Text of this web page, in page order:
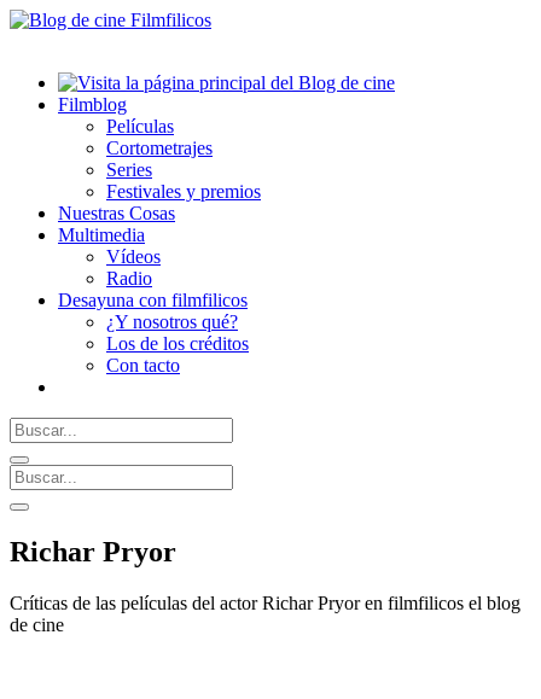
Filmblog
Películas
Cortometrajes
Series
Festivales y premios
Nuestras Cosas
Multimedia
Vídeos
Radio
Desayuna con filmfilicos
¿Y nosotros qué?
Los de los créditos
Con tacto
Richar Pryor
Críticas de las películas del actor Richar Pryor en filmfilicos el blog
de cine